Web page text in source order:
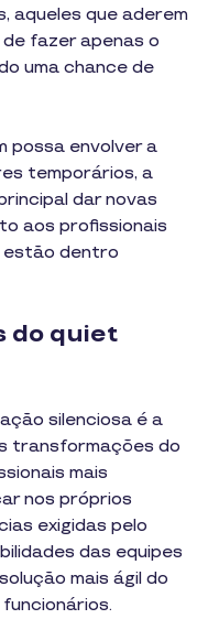
aqueles que aderem
fazer apenas o
uma chance de
possa envolver a
temporários, a
dar novas
aos profissionais
estão dentro
do quiet
silenciosa é a
transformações do
mais
nos próprios
exigidas pelo
das equipes
mais ágil do